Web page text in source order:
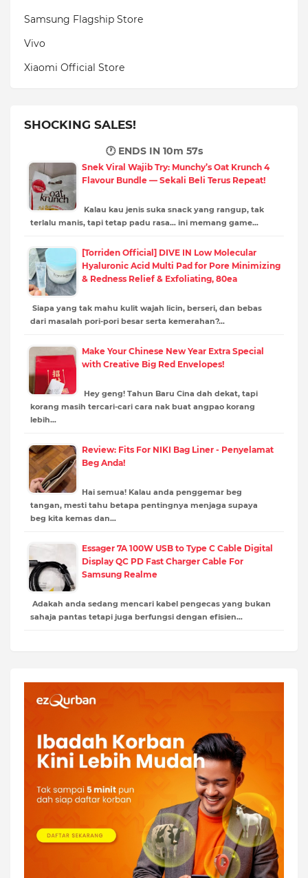
Samsung Flagship Store
Vivo
Xiaomi Official Store
SHOCKING SALES!
🕐 ENDS IN 10m 55s
Snek Viral Wajib Try: Munchy’s Oat Krunch 4
Flavour Bundle — Sekali Beli Terus Repeat!
Kalau kau jenis suka snack yang rangup, tak
terlalu manis, tapi tetap padu rasa… ini memang game…
[Torriden Official] DIVE IN Low Molecular
Hyaluronic Acid Multi Pad for Pore Minimizing
& Redness Relief & Exfoliating, 80ea
Siapa yang tak mahu kulit wajah licin, berseri, dan bebas
dari masalah pori-pori besar serta kemerahan?…
Make Your Chinese New Year Extra Special
with Creative Big Red Envelopes!
Hey geng! Tahun Baru Cina dah dekat, tapi
korang masih tercari-cari cara nak buat angpao korang
lebih…
Review: Fits For NIKI Bag Liner - Penyelamat
Beg Anda!
Hai semua! Kalau anda penggemar beg
tangan, mesti tahu betapa pentingnya menjaga supaya
beg kita kemas dan…
Essager 7A 100W USB to Type C Cable Digital
Display QC PD Fast Charger Cable For
Samsung Realme
Adakah anda sedang mencari kabel pengecas yang bukan
sahaja pantas tetapi juga berfungsi dengan efisien…